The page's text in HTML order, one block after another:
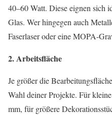
40–60 Watt. Diese eignen sich
Glas. Wer hingegen auch
Faserlaser oder eine MOPA-
2. Arbeitsfläche
Je größer die
Wahl deiner Projekte. Für
mm, für größere